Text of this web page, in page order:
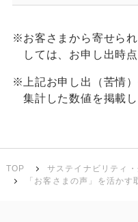
※お客さまから寄せら
しては、お申し出時
※ 上記お申し出（苦情
集計した数値を掲載し
TOP サステイナビリティ
「お客さまの声」を活かす